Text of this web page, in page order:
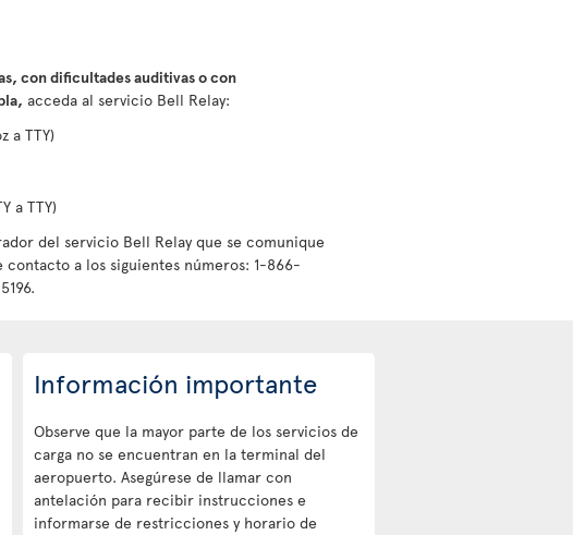
con dificultades auditivas o con
acceda al servicio Bell Relay:
a TTY)
a TTY)
del servicio Bell Relay que se comunique
a los siguientes números: 1-866-
Información importante
Observe que la mayor parte de los servicios de
carga no se encuentran en la terminal del
aeropuerto. Asegúrese de llamar con
antelación para recibir instrucciones e
informarse de restricciones y horario de